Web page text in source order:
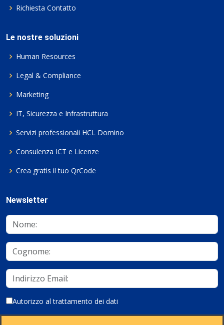
Richiesta Contatto
Le nostre soluzioni
Human Resources
Legal & Compliance
Marketing
IT, Sicurezza e Infrastruttura
Servizi professionali HCL Domino
Consulenza ICT e Licenze
Crea gratis il tuo QrCode
Newsletter
Autorizzo al trattamento dei dati